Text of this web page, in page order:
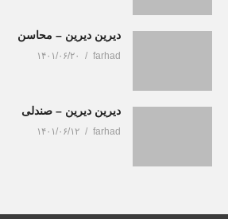
دیرین دیرین – محاسن
farhad ۱۴۰۱/۰۶/۲۰
دیرین دیرین – صندلی
farhad ۱۴۰۱/۰۶/۱۲